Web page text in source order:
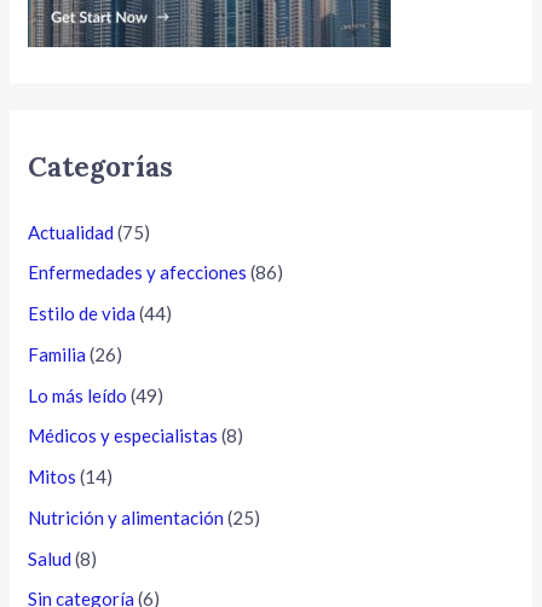
Categorías
Actualidad (75)
Enfermedades y afecciones (86)
Estilo de vida (44)
Familia (26)
Lo más leído (49)
Médicos y especialistas (8)
Mitos (14)
Nutrición y alimentación (25)
Salud (8)
Sin categoría (6)